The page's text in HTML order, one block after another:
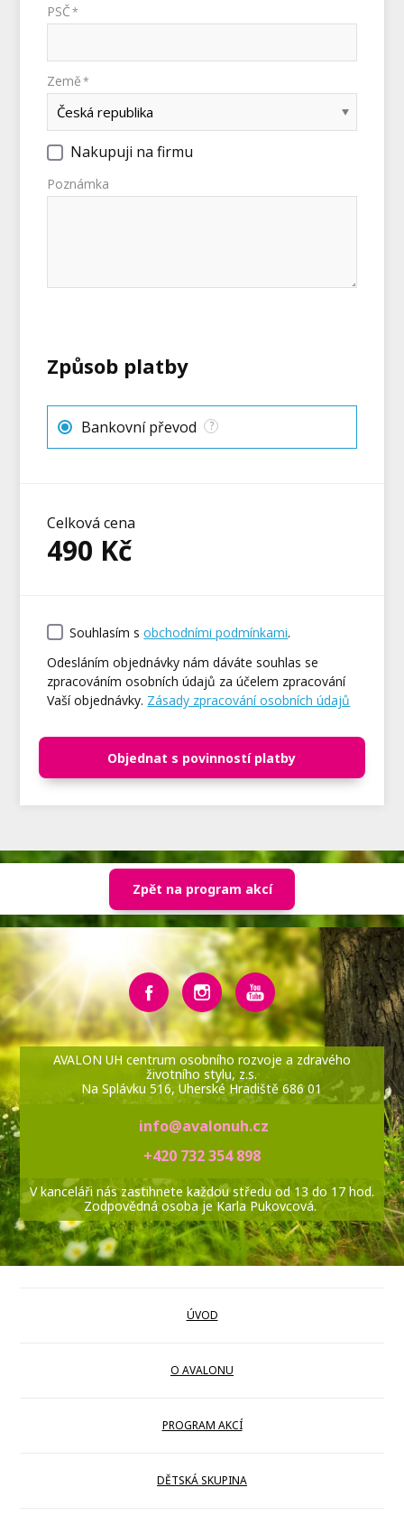
PSČ *
Země *
Nakupuji na firmu
Poznámka
Způsob platby
Bankovní převod ?
Celková cena
490 Kč
Souhlasím sobchodními podmínkami.
Odesláním objednávky nám dáváte souhlas se
zpracováním osobních údajů za účelem zpracování
Vaší objednávky. Zásady zpracování osobních údajů
Objednat s povinností platby
Zpět na program akcí
AVALON UH centrum osobního rozvoje a zdravého
životního stylu, z.s.
Na Splávku 516, Uherské Hradiště 686 01
info@avalonuh.cz
+420 732 354 898
V kanceláři nás zastihnete každou středu od 13 do 17 hod.
Zodpovědná osoba je Karla Pukovcová.
ÚVOD
O AVALONU
PROGRAM AKCÍ
DĚTSKÁ SKUPINA